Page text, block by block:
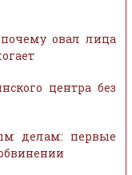
овал лица
центра без
делам: первые